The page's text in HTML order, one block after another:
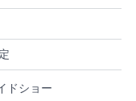
ドショー